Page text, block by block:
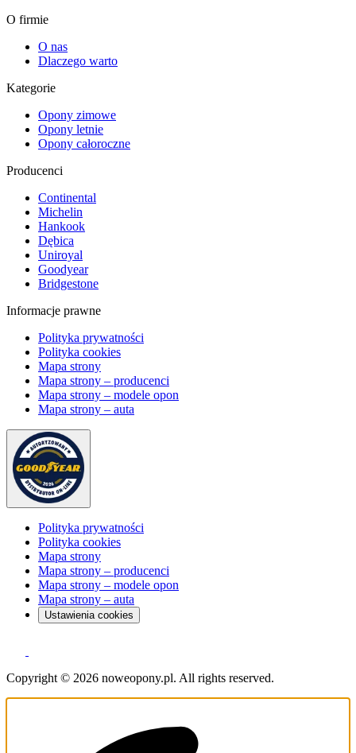
O firmie
O nas
Dlaczego warto
Kategorie
Opony zimowe
Opony letnie
Opony całoroczne
Producenci
Continental
Michelin
Hankook
Dębica
Uniroyal
Goodyear
Bridgestone
Informacje prawne
Polityka prywatności
Polityka cookies
Mapa strony
Mapa strony – producenci
Mapa strony – modele opon
Mapa strony – auta
Polityka prywatności
Polityka cookies
Mapa strony
Mapa strony – producenci
Mapa strony – modele opon
Mapa strony – auta
Ustawienia cookies
Copyright © 2026 noweopony.pl. All rights reserved.